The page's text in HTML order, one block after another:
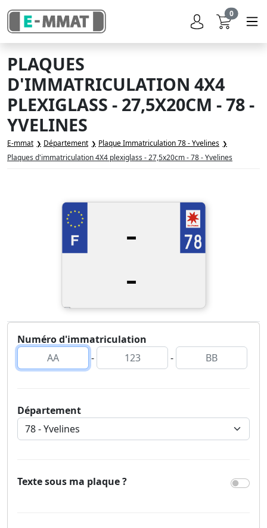
0
PLAQUES
D'IMMATRICULATION 4X4
PLEXIGLASS - 27,5X20CM - 78 -
YVELINES
E-mmat Département
Plaque Immatriculation 78 - Yvelines
Plaques d'immatriculation 4X4 plexiglass - 27,5x20cm - 78 - Yvelines
-
-
Numéro d'immatriculation
-
-
Département
Texte sous ma plaque ?